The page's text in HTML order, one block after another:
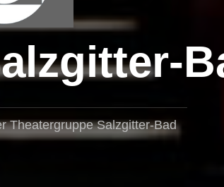
Theatergruppe Salzgitter-Bad